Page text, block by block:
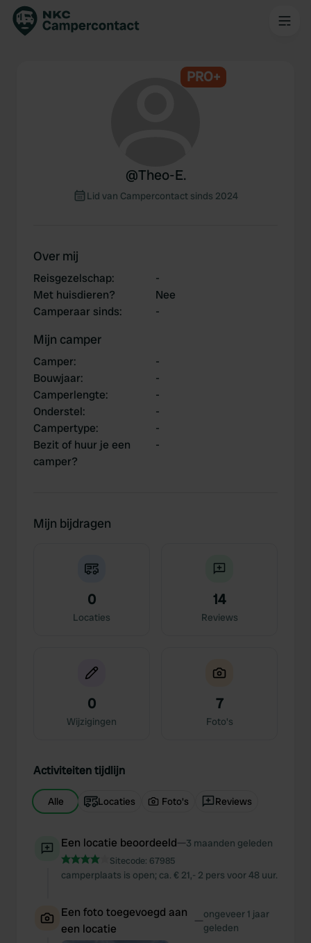
PRO+
@Theo-E.
Lid van Campercontact sinds 2024
Over mij
Reisgezelschap:
-
Met huisdieren?
Nee
Camperaar sinds: -
Mijn camper
Camper:
-
Bouwjaar:
-
Camperlengte:
-
Onderstel:
-
Campertype:
-
Bezit of huur je een
camper?
-
Mijn bijdragen
0
Locaties
14
Reviews
0
Wijzigingen
7
Foto's
Activiteiten tijdlijn
Alle Locaties Foto's Reviews
Een locatie beoordeeld—3 maanden geleden
Sitecode: 67985
camperplaats is open; ca. € 21,- 2 pers voor 48 uur.
Een foto toegevoegd aan
een locatie
—ongeveer 1 jaar
geleden